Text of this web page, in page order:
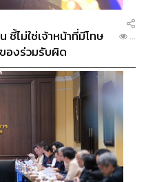
48
AUTHOR
TEAM
ร THE STANDARD
PHOTOGRAPHER
ร
ระจำสำนักข่าว THE
ไม่ใช่เจ้าหน้าที่มีโทษ
องร่วมรับผิด
...